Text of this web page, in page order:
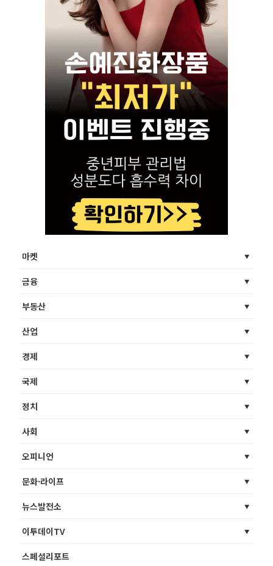
마켓
금융
부동산
산업
경제
국제
정치
사회
오피니언
문화·라이프
뉴스발전소
이투데이TV
스페셜리포트